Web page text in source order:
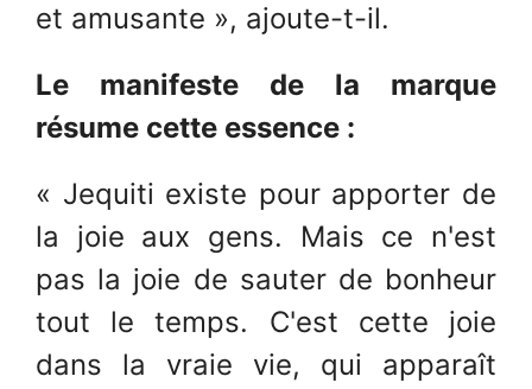
et amusante », ajoute-t-il.
Le manifeste de la marque
résume cette essence :
« Jequiti existe pour apporter de
la joie aux gens. Mais ce n'est
pas la joie de sauter de bonheur
tout le temps. C'est cette joie
dans la vraie vie, qui apparaît